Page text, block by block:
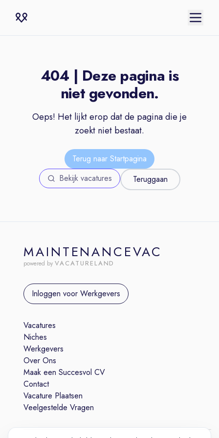
404 | Deze pagina is
niet gevonden.
Oeps! Het lijkt erop dat de pagina die je
zoekt niet bestaat.
Terug naar Startpagina
Bekijk vacatures
Teruggaan
MAINTENANCEVAC
powered by VACATURELAND
Inloggen voor Werkgevers
Vacatures
Niches
Werkgevers
Over Ons
Maak een Succesvol CV
Contact
Vacature Plaatsen
Veelgestelde Vragen